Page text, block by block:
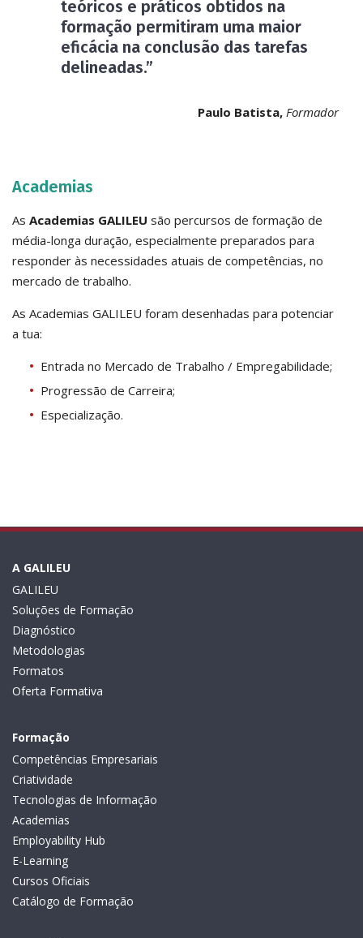
teóricos e práticos obtidos na
formação permitiram uma maior
eficácia na conclusão das tarefas
delineadas.”
Paulo Batista, Formador
Academias
As Academias GALILEU são percursos de formação de
média-longa duração, especialmente preparados para
responder às necessidades atuais de competências, no
mercado de trabalho.
As Academias GALILEU foram desenhadas para potenciar
a tua:
Entrada no Mercado de Trabalho / Empregabilidade;
Progressão de Carreira;
Especialização.
A GALILEU
GALILEU
Soluções de Formação
Diagnóstico
Metodologias
Formatos
Oferta Formativa
Formação
Competências Empresariais
Criatividade
Tecnologias de Informação
Academias
Employability Hub
E-Learning
Cursos Oficiais
Catálogo de Formação